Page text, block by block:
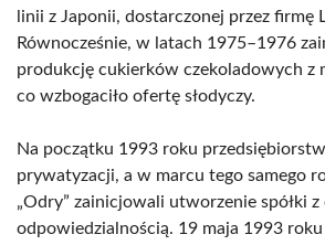
linii z Japonii, dostarczonej przez firmę
Równocześnie, w latach 1975–1976
produkcję cukierków czekoladowych z
co wzbogaciło ofertę słodyczy.
Na początku 1993 roku
prywatyzacji, a w marcu tego samego
„Odry” zainicjowali utworzenie spółki z
odpowiedzialnością. 19 maja 1993 roku